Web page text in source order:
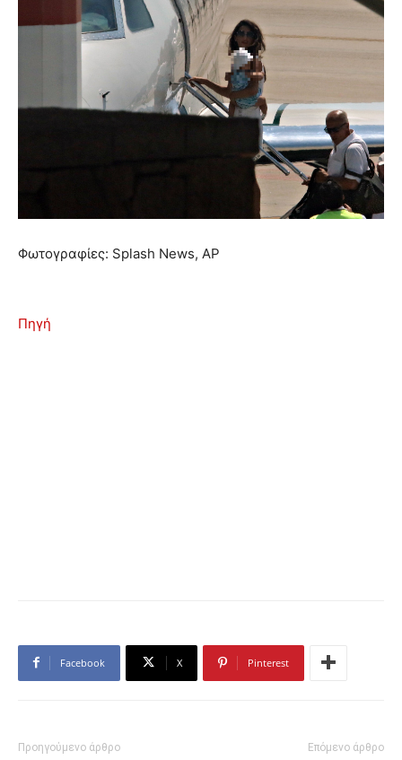
Φωτογραφίες: Splash News, AP
Πηγή
Facebook X Pinterest
Προηγούμενο άρθρο Επόμενο άρθρο